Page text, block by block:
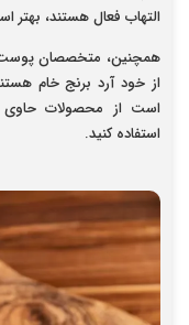
التهاب فعال هستند، بهتر
همچنین، متخصصان پوست
از خود آرد برنج خام
است از محصولات
استفاده کنید.